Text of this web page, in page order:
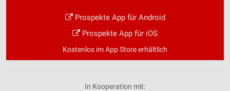
Prospekte App für Android
Prospekte App für iOS
Kostenlos im App Store erhältlich
In Kooperation mit: